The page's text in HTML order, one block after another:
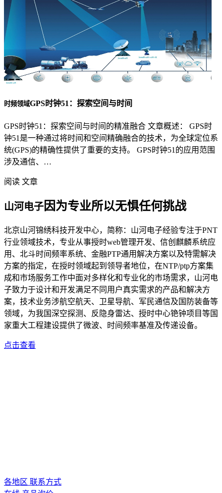
时频领域GPS时钟51：探索空间与时间
GPS时钟51：探索空间与时间的精准融合 文章概述： GPS时
钟51是一种通过将时间和空间精确融合的技术，为全球定位系
统(GPS)的精确性提供了重要的支持。 GPS时钟51的应用范围
涉及通信、…
阅读 文章
山河电子因为专业所以无惧任何挑战
北京山河锦绣科技开发中心，简称：山河电子经验专注于PNT
行业领域技术，专业从事授时web管理开发、信创麒麟系统应
用、北斗时间频率系统、金融PTP通用解决方案以及特需解决
方案的指定，在授时领域起到领导者地位，在NTP/ptp方案集
成和市场服务工作中面对多样化和专业化的市场需求，山河电
子致力于设计和开发满足不同用户真实需求的产品和解决方
案，技术业务涉航空航天、卫星导航、军民通信及国防装备等
领域，为我国深空探测、反隐身雷达、授时中心铯钟项目等国
家重大工程建设提供了微波、时间频率基准及传递设备。
点击查看
各地区 联系方式